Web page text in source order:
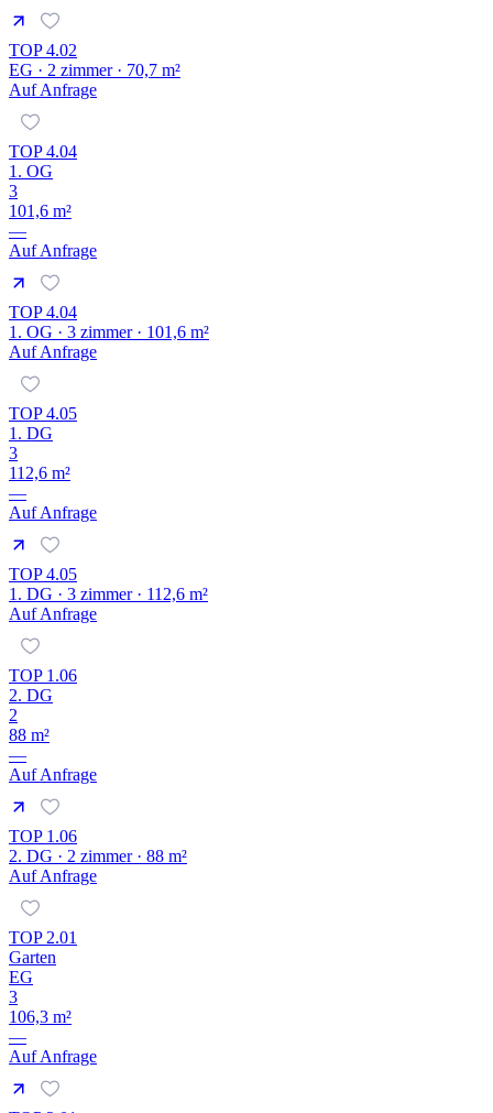
TOP 4.02
EG · 2 zimmer · 70,7 m²
Auf Anfrage
TOP 4.04
1. OG
3
101,6 m²
—
Auf Anfrage
TOP 4.04
1. OG · 3 zimmer · 101,6 m²
Auf Anfrage
TOP 4.05
1. DG
3
112,6 m²
—
Auf Anfrage
TOP 4.05
1. DG · 3 zimmer · 112,6 m²
Auf Anfrage
TOP 1.06
2. DG
2
88 m²
—
Auf Anfrage
TOP 1.06
2. DG · 2 zimmer · 88 m²
Auf Anfrage
TOP 2.01
Garten
EG
3
106,3 m²
—
Auf Anfrage